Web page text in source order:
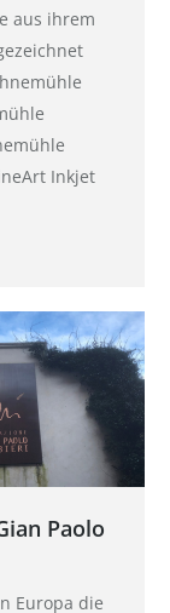
aus ihrem
Inkjet
Paolo
Europa die